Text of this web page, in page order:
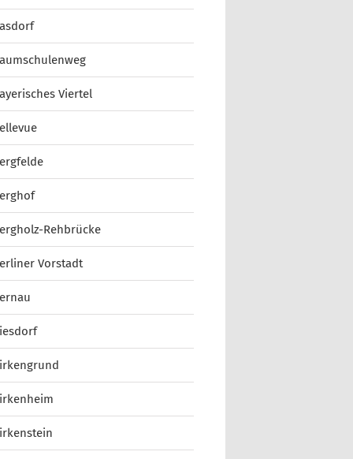
Viertel
Rehbrücke
Vorstadt